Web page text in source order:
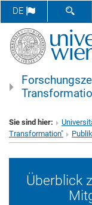
DE
Sie sind hier:
Transformation"
Überblick